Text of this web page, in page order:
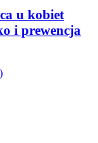
u kobiet
i prewencja